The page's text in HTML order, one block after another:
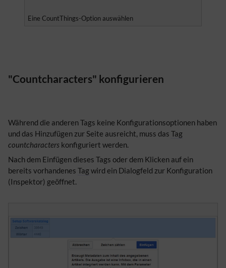
Eine CountThings-Option auswählen
"Countcharacters" konfigurieren
Während die anderen Tags keine Konfigurationsoptionen haben
und das Hinzufügen zur Seite ausreicht, muss das Tag
countcharacters konfiguriert werden.
Nach dem Einfügen dieses Tags oder dem Klicken auf ein
bereits vorhandenes Tagwird ein Dialogfeld zur Konfiguration
(Inspektor) geöffnet.